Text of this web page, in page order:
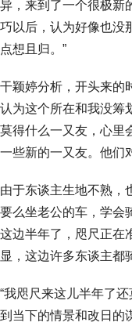
异，来到了一个很极新
巧以后，认为好像也没
点想且归。”
干颖婷分析，开头来的
认为这个所在和我没筹
莫得什么一又友，心里
一些新的一又友。他们
由于东谈主生地不熟，
要么坐老公的车，学会
这边半年了，咫尺正在
显，这边许多东谈主都
“我咫尺来这儿半年了
到当下的情景和改日的